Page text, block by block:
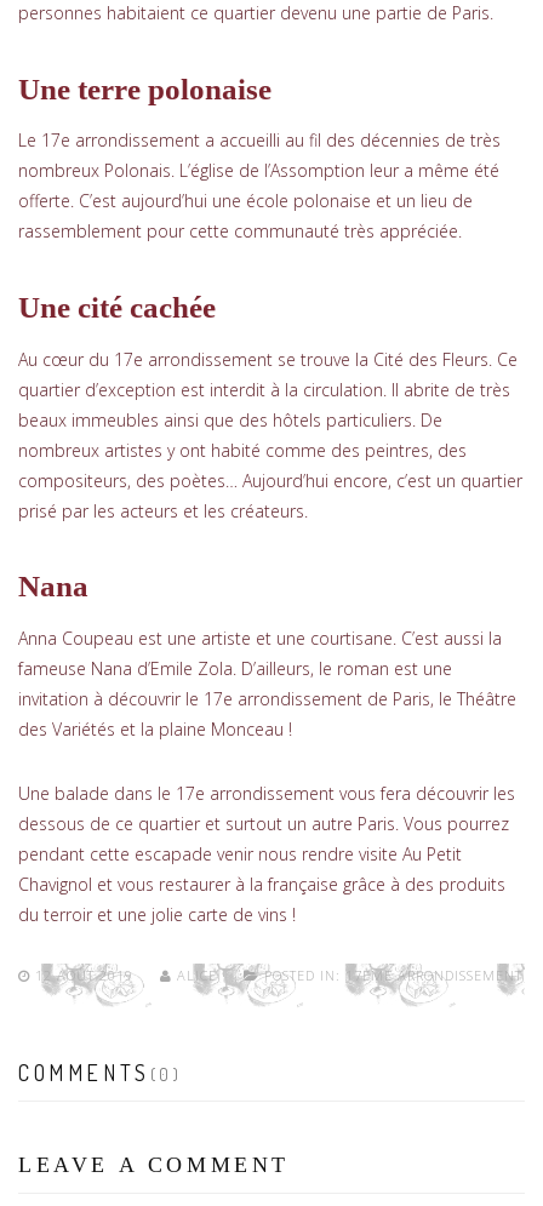
personnes habitaient ce quartier devenu une partie de Paris.
Une terre polonaise
Le 17e arrondissement a accueilli au fil des décennies de très
nombreux Polonais. L’église de l’Assomption leur a même été
offerte. C’est aujourd’hui une école polonaise et un lieu de
rassemblement pour cette communauté très appréciée.
Une cité cachée
Au cœur du 17e arrondissement se trouve la Cité des Fleurs. Ce
quartier d’exception est interdit à la circulation. Il abrite de très
beaux immeubles ainsi que des hôtels particuliers. De
nombreux artistes y ont habité comme des peintres, des
compositeurs, des poètes… Aujourd’hui encore, c’est un quartier
prisé par les acteurs et les créateurs.
Nana
Anna Coupeau est une artiste et une courtisane. C’est aussi la
fameuse Nana d’Emile Zola. D’ailleurs, le roman est une
invitation à découvrir le 17e arrondissement de Paris, le Théâtre
des Variétés et la plaine Monceau !
Une balade dans le 17e arrondissement vous fera découvrir les
dessous de ce quartier et surtout un autre Paris. Vous pourrez
pendant cette escapade venir nous rendre visite Au Petit
Chavignol et vous restaurer à la française grâce à des produits
du terroir et une jolie carte de vins !
12 AOÛT 2019 ALICE POSTED IN: 17EME ARRONDISSEMENT
COMMENTS (0)
LEAVE A COMMENT